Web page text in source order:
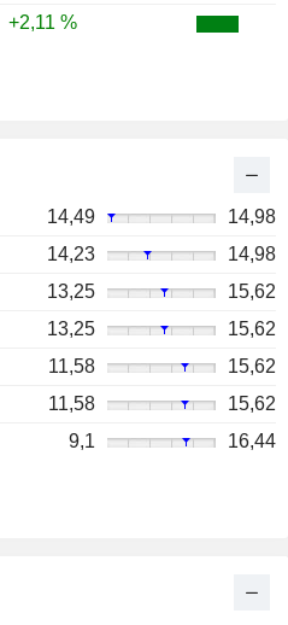
+2,11 %
14,49
14,98
14,23
14,98
13,25
15,62
13,25
15,62
11,58
15,62
11,58
15,62
9,1 16,44